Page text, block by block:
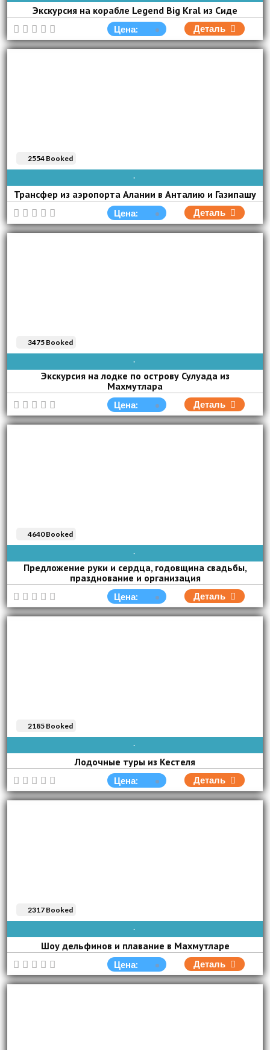
Экскурсия на корабле Legend Big Kral из Сиде
Цена: Деталь
AVAIBLE EVERY DAY
Трансфер из аэропорта Алании в Анталию и Газипашу
2554 Booked
Цена: Деталь
AVAIBLE EVERY DAY
Экскурсия на лодке по острову Сулуада из
Махмутлара
3475 Booked
Цена: Деталь
AVAIBLE EVERY DAY
Предложение руки и сердца, годовщина свадьбы,
празднование и организация
4640 Booked
Цена: Деталь
AVAIBLE EVERY DAY
Лодочные туры из Кестеля
2185 Booked
Цена: Деталь
AVAIBLE EVERY DAY
Шоу дельфинов и плавание в Махмутларе
2317 Booked
Цена: Деталь